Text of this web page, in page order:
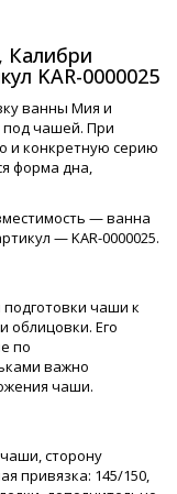
Калибри
KAR-0000025
ванны Мия и
под чашей. При
и конкретную серию
форма дна,
— ванна
— KAR-0000025.
чаши к
облицовки. Его
по
важно
чаши.
сторону
привязка: 145/150,